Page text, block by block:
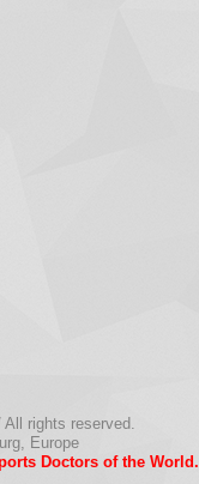
rights reserved.
Europe
Doctors of the World.